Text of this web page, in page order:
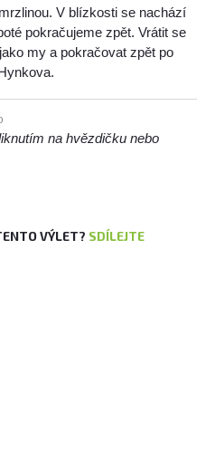
V blízkosti se nachází
pokračujeme zpět. Vrátit se
my a pokračovat zpět po
na hvězdičku nebo
VÝLET? SDÍLEJTE